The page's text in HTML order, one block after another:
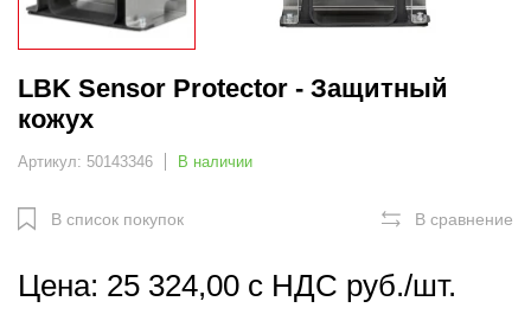
LBK Sensor Protector - Защитный
кожух
Артикул: 50143346 В наличии
В список покупок В сравнение
Цена: 25 324,00 с НДС руб./шт.